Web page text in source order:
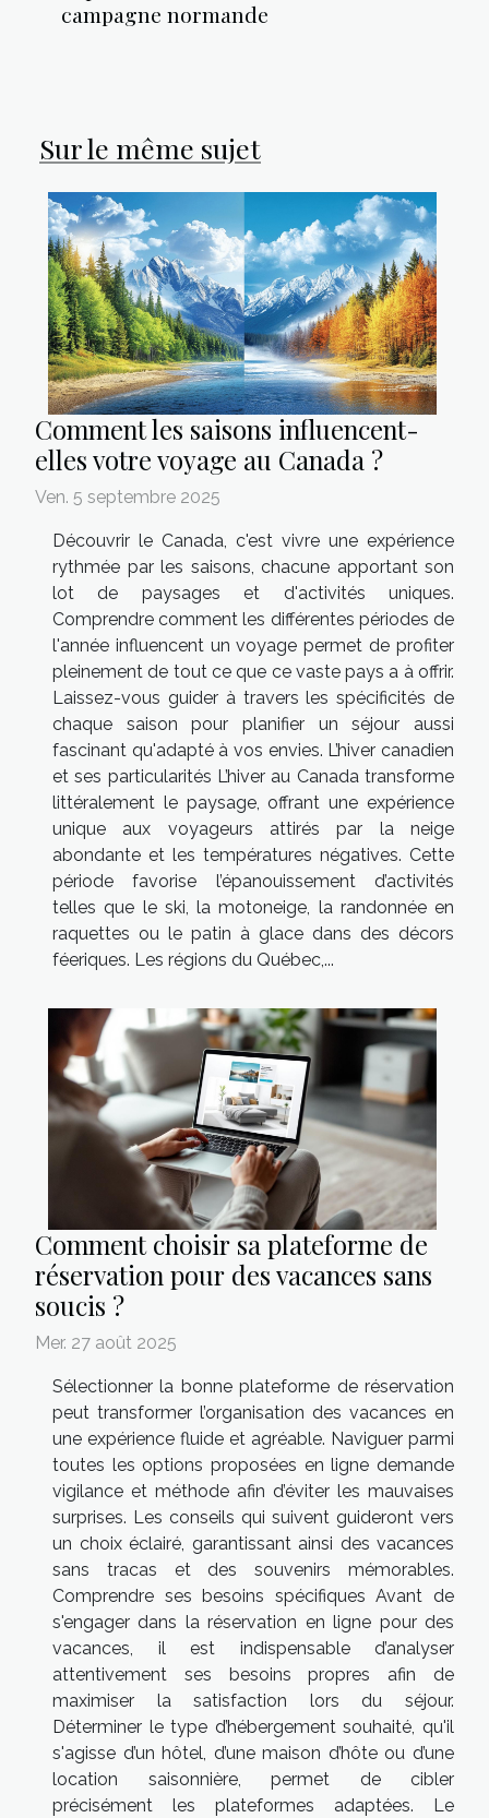
campagne normande
Sur le même sujet
Comment les saisons influencent-
elles votre voyage au Canada ?
Ven. 5 septembre 2025
Découvrir le Canada, c'est vivre une expérience
rythmée par les saisons, chacune apportant son
lot de paysages et d'activités uniques.
Comprendre comment les différentes périodes de
l'année influencent un voyage permet de profiter
pleinement de tout ce que ce vaste pays a à offrir.
Laissez-vous guider à travers les spécificités de
chaque saison pour planifier un séjour aussi
fascinant qu'adapté à vos envies. L’hiver canadien
et ses particularités L’hiver au Canada transforme
littéralement le paysage, offrant une expérience
unique aux voyageurs attirés par la neige
abondante et les températures négatives. Cette
période favorise l’épanouissement d’activités
telles que le ski, la motoneige, la randonnée en
raquettes ou le patin à glace dans des décors
féeriques. Les régions du Québec,...
Comment choisir sa plateforme de
réservation pour des vacances sans
soucis ?
Mer. 27 août 2025
Sélectionner la bonne plateforme de réservation
peut transformer l’organisation des vacances en
une expérience fluide et agréable. Naviguer parmi
toutes les options proposées en ligne demande
vigilance et méthode afin d’éviter les mauvaises
surprises. Les conseils qui suivent guideront vers
un choix éclairé, garantissant ainsi des vacances
sans tracas et des souvenirs mémorables.
Comprendre ses besoins spécifiques Avant de
s'engager dans la réservation en ligne pour des
vacances, il est indispensable d’analyser
attentivement ses besoins propres afin de
maximiser la satisfaction lors du séjour.
Déterminer le type d’hébergement souhaité, qu'il
s'agisse d’un hôtel, d’une maison d’hôte ou d’une
location saisonnière, permet de cibler
précisément les plateformes adaptées. Le